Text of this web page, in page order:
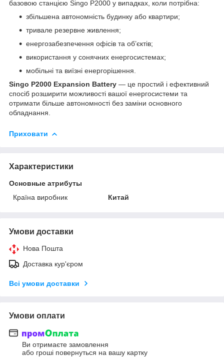
базовою станцією Singo P2000 у випадках, коли потрібна:
збільшена автономність будинку або квартири;
тривале резервне живлення;
енергозабезпечення офісів та об’єктів;
використання у сонячних енергосистемах;
мобільні та виїзні енергорішення.
Singo P2000 Expansion Battery — це простий і ефективний
спосіб розширити можливості вашої енергосистеми та
отримати більше автономності без заміни основного
обладнання.
Приховати
Характеристики
Основные атрибуты
Країна виробник
Китай
Умови доставки
Нова Пошта
Доставка кур'єром
Всі умови доставки
Умови оплати
Ви отримаєте замовлення
або гроші повернуться на вашу картку